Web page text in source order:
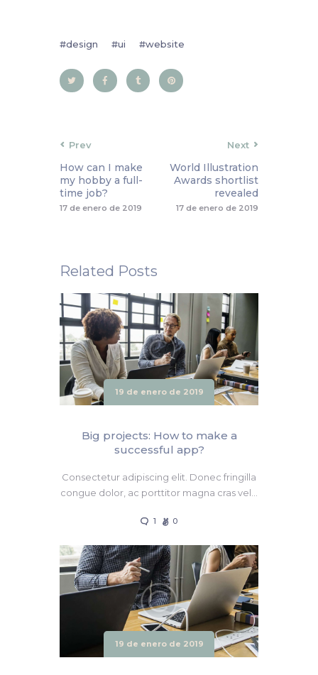
design ui website
Prev
How can I make
my hobby a full-
time job?
17 de enero de 2019
Next
World Illustration
Awards shortlist
revealed
17 de enero de 2019
Related Posts
19 de enero de 2019
Big projects: How to make a
successful app?
Consectetur adipiscing elit. Donec fringilla
congue dolor, ac porttitor magna cras vel…
1 0
19 de enero de 2019